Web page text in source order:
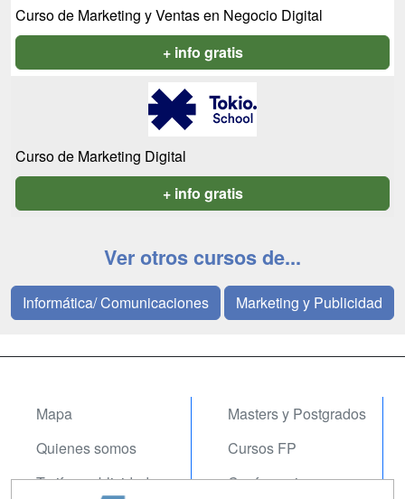
Curso de Marketing y Ventas en Negocio Digital
+ info gratis
Curso de Marketing Digital
+ info gratis
Ver otros cursos de...
Informática/ Comunicaciones Marketing y Publicidad
Mapa
Quienes somos
Tarifas publicidad
Masters y Postgrados
Cursos FP
Conferencias